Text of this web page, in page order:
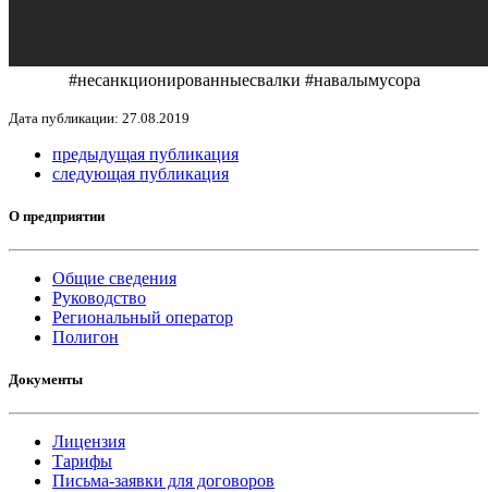
#несанкционированныесвалки #навалымусора
Дата публикации: 27.08.2019
предыдущая публикация
следующая публикация
О предприятии
Общие сведения
Руководство
Региональный оператор
Полигон
Документы
Лицензия
Тарифы
Письма-заявки для договоров